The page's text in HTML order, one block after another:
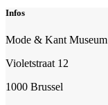
Infos
Mode & Kant Museum
Violetstraat 12
1000 Brussel